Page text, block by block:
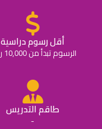
أقل رسوم دراسية
الرسوم تبدأ من 10,000 ريال
طاقم التدريس
-